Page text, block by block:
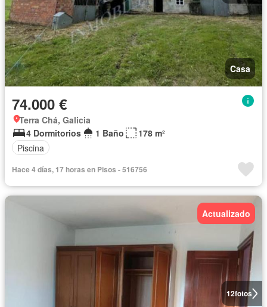
Casa
74.000 €
Terra Chá, Galicia
4 Dormitorios
1 Baño
178 m²
Piscina
Hace 4 días, 17 horas en Pisos - 516756
12fotos
Actualizado